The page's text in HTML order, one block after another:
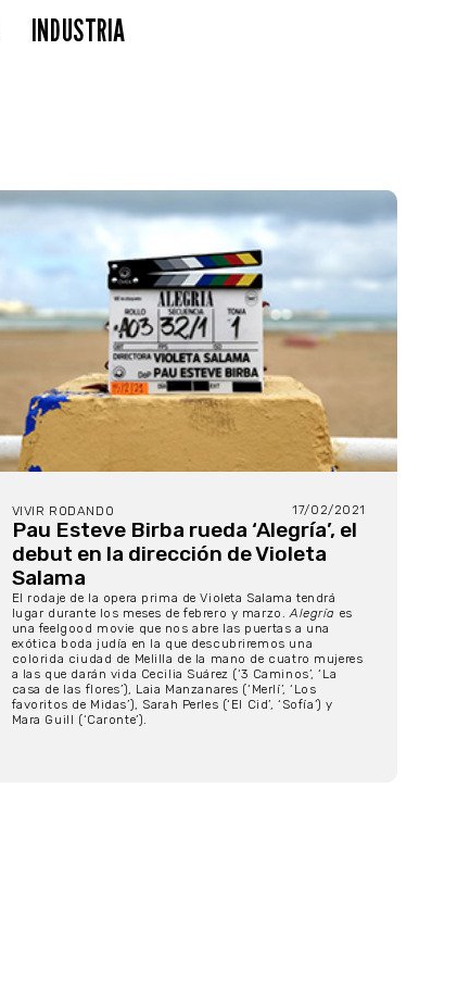
INDUSTRIA
VIVIR RODANDO 17/02/2021
Pau Esteve Birba rueda ‘Alegría’, el
debut en la dirección de Violeta
Salama
El rodaje de la opera prima de Violeta Salama tendrá
lugar durante los meses de febrero y marzo.Alegría es
una feelgood movie que nos abre las puertas a una
exótica boda judía en la que descubriremos una
colorida ciudad de Melilla de la mano de cuatro mujeres
a las que darán vida Cecilia Suárez (‘3 Caminos’, ‘La
casa de las flores’), Laia Manzanares (‘Merlí’, ‘Los
favoritos de Midas’), Sarah Perles (‘El Cid’, ‘Sofía’) y
Mara Guill (‘Caronte’).